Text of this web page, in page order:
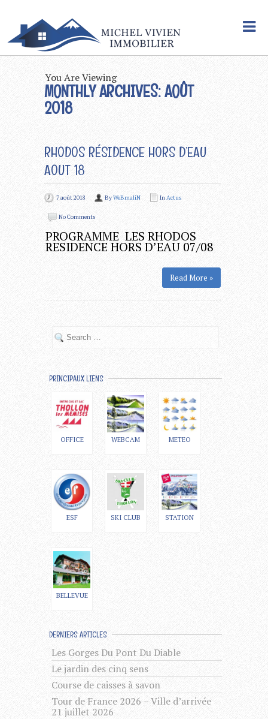
You Are Viewing
MONTHLY ARCHIVES: AOÛT
2018
RHODOS RÉSIDENCE HORS D’EAU
AOUT 18
7 août 2018 ByWeBmaliN InActus
No Comments
PROGRAMME LES RHODOS
RESIDENCE HORS D’EAU 07/08
Read More »
PRINCIPAUX LIENS
OFFICE WEBCAM METEO
ESF SKI CLUB STATION
BELLEVUE
DERNIERS ARTICLES
Les Gorges Du Pont Du Diable
Le jardin des cinq sens
Course de caisses à savon
Tour de France 2026 – Ville d’arrivée
21 juillet 2026